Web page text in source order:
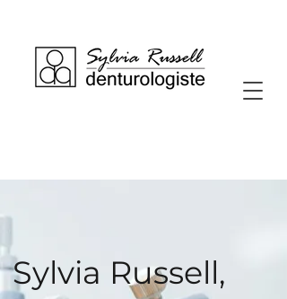
Sylvia Russell,